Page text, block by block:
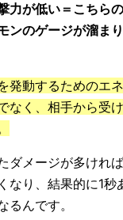
力が低い＝こちら
ンのゲージが溜ま
発動するためのエ
なく、相手から受
ダメージが多けれ
なり、結果的に1秒
るんです。